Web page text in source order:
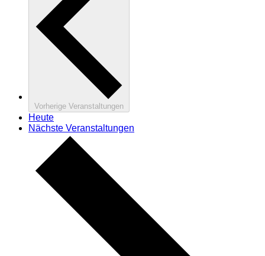
Vorherige Veranstaltungen
Heute
Nächste Veranstaltungen